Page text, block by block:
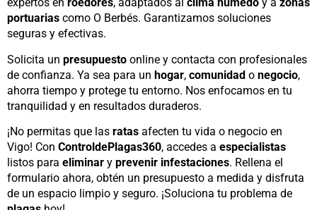
portuarias como O Berbés. Garantizamos soluciones
seguras y efectivas.
Solicita un presupuesto online y contacta con profesionales
de confianza. Ya sea para un hogar, comunidad o negocio,
ahorra tiempo y protege tu entorno. Nos enfocamos en tu
tranquilidad y en resultados duraderos.
¡No permitas que las ratas afecten tu vida o negocio en
Vigo! Con ControldePlagas360, accedes a especialistas
listos para eliminar y prevenir infestaciones. Rellena el
formulario ahora, obtén un presupuesto a medida y disfruta
de un espacio limpio y seguro. ¡Soluciona tu problema de